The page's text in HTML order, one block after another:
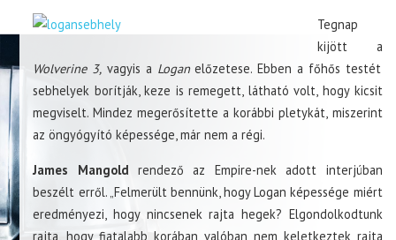
Tegnap
kijött a
Wolverine 3, vagyis a Loganelőzetese. Ebben a főhős testét
sebhelyek borítják, keze is remegett, látható volt, hogy kicsit
megviselt. Mindez megerősítette a korábbi pletykát, miszerint
az öngyógyító képessége, már nem a régi.
James Mangold rendező az Empire-nek adott interjúban
beszélt erről. „Felmerült bennünk, hogy Logan képessége miért
eredményezi, hogy nincsenek rajta hegek? Elgondolkodtunk
rajta, hogy fiatalabb korában valóban nem keletkeztek rajta